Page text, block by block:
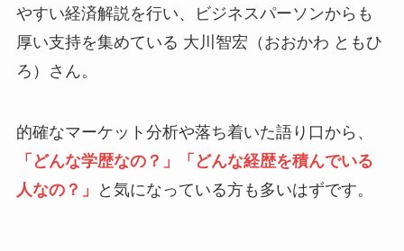
やすい経済解説を行い、ビジネスパーソンからも
厚い支持を集めている 大川智宏（おおかわ ともひ
ろ）さん。
的確なマーケット分析や落ち着いた語り口から、
「どんな学歴なの？」「どんな経歴を積んでいる
人なの？」
と気になっている方も多いはずです。